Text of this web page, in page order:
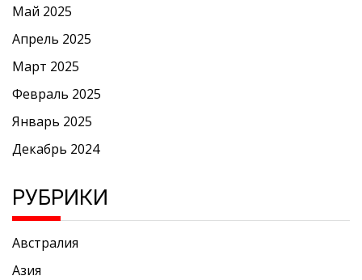
Май 2025
Апрель 2025
Март 2025
Февраль 2025
Январь 2025
Декабрь 2024
РУБРИКИ
Австралия
Азия